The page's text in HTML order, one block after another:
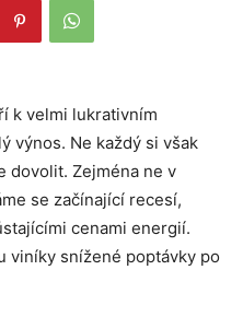
k velmi lukrativním
výnos. Ne každý si však
dovolit. Zejména ne v
se začínající recesí,
cenami energií.
viníky snížené poptávky po